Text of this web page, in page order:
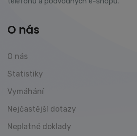
O nás
O nás
Statistiky
Vymáhání
Nejčastější dotazy
Neplatné doklady